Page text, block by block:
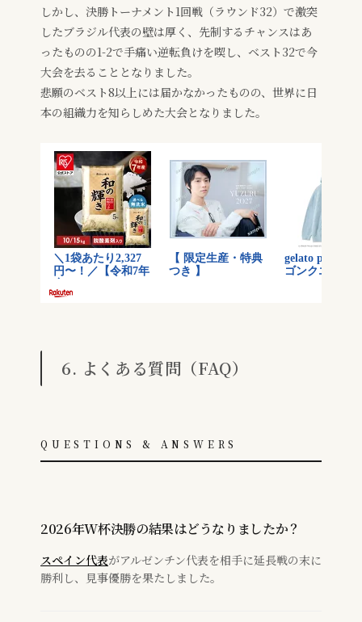
しかし、決勝トーナメント1回戦（ラウンド32）で激突
したブラジル代表の壁は厚く、先制するチャンスはあ
ったものの1-2で手痛い逆転負けを喫し、ベスト32で今
大会を去ることとなりました。
悲願のベスト8以上には届かなかったものの、世界に日
本の組織力を知らしめた大会となりました。
6. よくある質問（FAQ）
QUESTIONS & ANSWERS
2026年W杯決勝の結果はどうなりましたか？
スペイン代表がアルゼンチン代表を相手に延長戦の末に
勝利し、見事優勝を果たしました。